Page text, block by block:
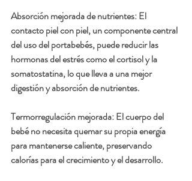
Absorción mejorada de nutrientes: El
contacto piel con piel, un componente central
del uso del portabebés, puede reducir las
hormonas del estrés como el cortisol y la
somatostatina, lo que lleva a una mejor
digestión y absorción de nutrientes.
Termorregulación mejorada: El cuerpo del
bebé no necesita quemar su propia energía
para mantenerse caliente, preservando
calorías para el crecimiento y el desarrollo.